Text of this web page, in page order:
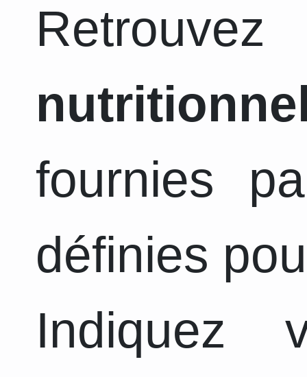
fournies
définies
Indiquez